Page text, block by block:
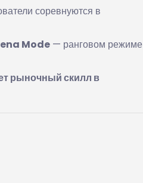
соревнуются в
Mode — ранговом режиме
рыночный скилл в